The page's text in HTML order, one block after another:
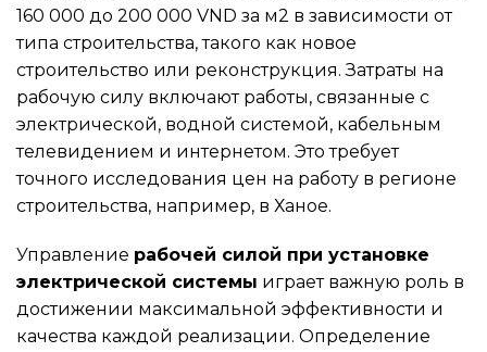
160 000 до 200 000 VND за м2 в зависимости от
типа строительства, такого как новое
строительство или реконструкция. Затраты на
рабочую силу включают работы, связанные с
электрической, водной системой, кабельным
телевидением и интернетом. Это требует
точного исследования цен на работу в регионе
строительства, например, в Ханое.
Управление рабочей силой при установке
электрической системы играет важную роль в
достижении максимальной эффективности и
качества каждой реализации. Определение